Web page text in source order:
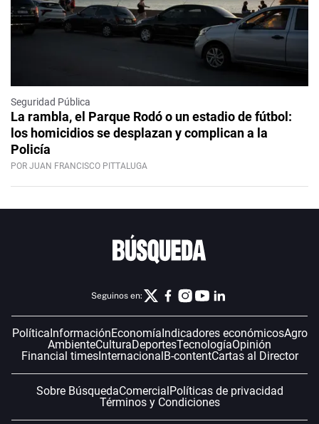
Seguridad Pública
La rambla, el Parque Rodó o un estadio de fútbol:
los homicidios se desplazan y complican a la
Policía
POR JUAN FRANCISCO PITTALUGA
Seguinos en:
Política InformaciónEconomía Indicadores económicosAgro
AmbienteCulturaDeportesTecnologíaOpinión
Financial timesInternacional B-contentCartas al Director
Sobre BúsquedaComercial Políticas de privacidad
Términos y Condiciones